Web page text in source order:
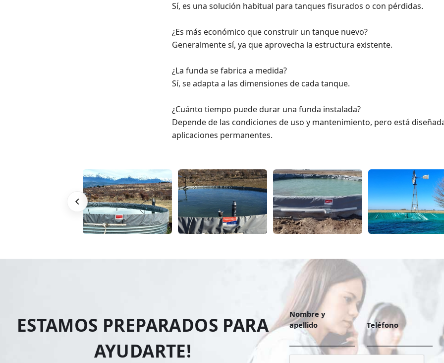
Sí, es una solución habitual para tanques fisurados o con pérdidas.
¿Es más económico que construir un tanque nuevo?
Generalmente sí, ya que aprovecha la estructura existente.
¿La funda se fabrica a medida?
Sí, se adapta a las dimensiones de cada tanque.
¿Cuánto tiempo puede durar una funda instalada?
Depende de las condiciones de uso y mantenimiento, pero está
aplicaciones permanentes.
ESTAMOS PREPARADOS PARA
AYUDARTE!
Nombre y
apellido
Teléfono